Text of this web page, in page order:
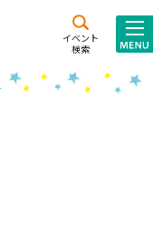
イベント
検索
施設･